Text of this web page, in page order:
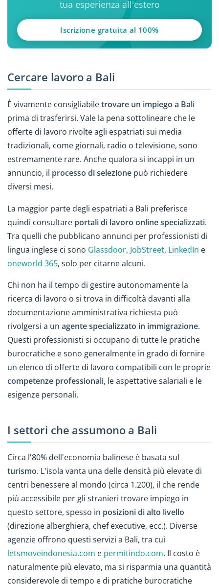
tua esperienza all'estero
Iscrizione gratuita al 100%
Cercare lavoro a Bali
È vivamente consigliabiletrovare un impiego a Bali
prima di trasferirsi. Vale la pena sottolineare che le
offerte di lavoro rivolte agli espatriati sui media
tradizionali, come giornali, radio o televisione, sono
estremamente rare. Anche qualora si incappi in un
annuncio, il processo di selezione può richiedere
diversi mesi.
La maggior parte degli espatriati a Bali preferisce
quindi consultare portali di lavoro online specializzati.
Tra quelli che pubblicano annunci per professionisti di
lingua inglese ci sono Glassdoor, JobStreet, LinkedIn e
oneworld 365, solo per citarne alcuni.
Chi non ha il tempo di gestire autonomamente la
ricerca di lavoro o si trova in difficoltà davanti alla
documentazione amministrativa richiesta può
rivolgersi a un agente specializzato in immigrazione.
Questi professionisti si occupano di tutte le pratiche
burocratiche e sono generalmente in grado di fornire
un elenco di offerte di lavoro compatibili con le proprie
competenze professionali, le aspettative salariali e le
esigenze personali.
I settori che assumono a Bali
Circa l'80% dell'economia balinese è basata sul
turismo. L'isola vanta una delle densità più elevate di
centri benessere al mondo (circa 1.200), il che rende
più accessibile per gli stranieri trovare impiego in
questo settore, spesso in posizioni di alto livello
(direzione alberghiera, chef executive, ecc.). Diverse
agenzie offrono questi servizi a Bali, tra cui
letsmoveindonesia.com e permitindo.com. Il costo è
naturalmente più elevato, ma si risparmia una quantità
considerevole di tempo e di pratiche burocratiche